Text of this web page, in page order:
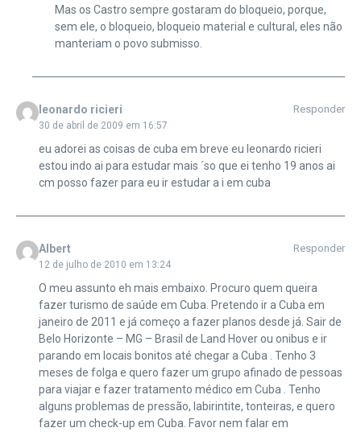
Mas os Castro sempre gostaram do bloqueio, porque,
sem ele, o bloqueio, bloqueio material e cultural, eles não
manteriam o povo submisso.
leonardo ricieri
30 de abril de 2009 em 16:57
Responder
eu adorei as coisas de cuba em breve eu leonardo ricieri
estou indo ai para estudar mais ´so que ei tenho 19 anos ai
cm posso fazer para eu ir estudar a i em cuba
Albert
12 de julho de 2010 em 13:24
Responder
O meu assunto eh mais embaixo. Procuro quem queira
fazer turismo de saúde em Cuba. Pretendo ir a Cuba em
janeiro de 2011 e já começo a fazer planos desde já. Sair de
Belo Horizonte – MG – Brasil de Land Hover ou onibus e ir
parando em locais bonitos até chegar a Cuba . Tenho 3
meses de folga e quero fazer um grupo afinado de pessoas
para viajar e fazer tratamento médico em Cuba . Tenho
alguns problemas de pressão, labirintite, tonteiras, e quero
fazer um check-up em Cuba. Favor nem falar em